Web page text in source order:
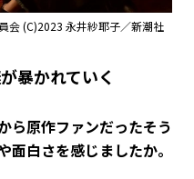
会 (C)2023 永井紗耶子／新潮社
暴かれていく
ら原作ファンだったそう
白さを感じましたか。